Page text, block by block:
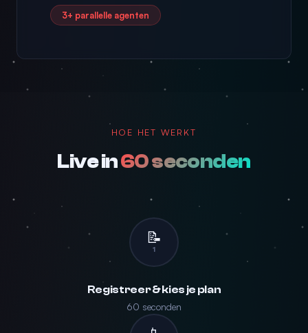
3+ parallelle agenten
HOE HET WERKT
Live in60 seconden
📝
1
Registreer & kies je plan
60 seconden